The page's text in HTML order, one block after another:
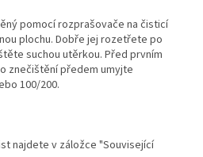
pomocí rozprašovače na čisticí
plochu. Dobře jej rozetřete po
suchou utěrkou. Před prvním
znečištění předem umyjte
100/200.
najdete v záložce "Související